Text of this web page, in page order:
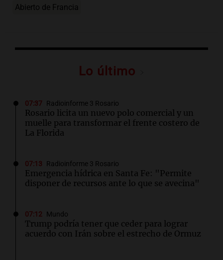
Abierto de Francia
Lo último
07:37 Radioinforme 3 Rosario
Rosario licita un nuevo polo comercial y un
muelle para transformar el frente costero de
La Florida
07:13 Radioinforme 3 Rosario
Emergencia hídrica en Santa Fe: "Permite
disponer de recursos ante lo que se avecina"
07:12 Mundo
Trump podría tener que ceder para lograr
acuerdo con Irán sobre el estrecho de Ormuz